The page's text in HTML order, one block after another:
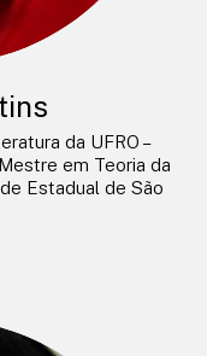
da UFRO –
em Teoria da
Estadual de São